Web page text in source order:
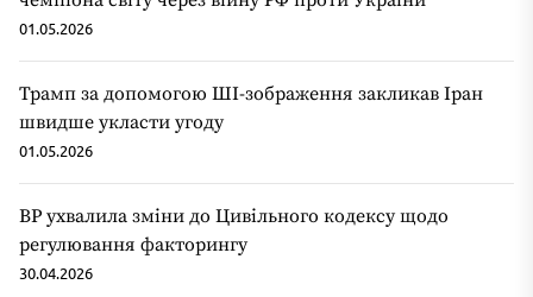
01.05.2026
Трамп за допомогою ШІ-зображення закликав Іран
швидше укласти угоду
01.05.2026
ВР ухвалила зміни до Цивільного кодексу щодо
регулювання факторингу
30.04.2026